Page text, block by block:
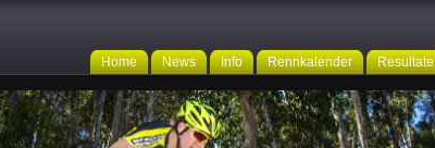
Home News Info Rennkalender Resultate